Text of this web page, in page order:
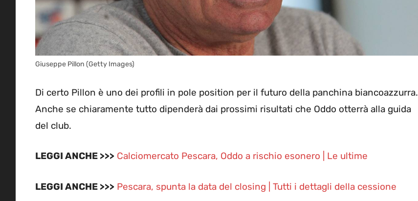
Giuseppe Pillon (Getty Images)
Di certo Pillon è uno dei profili in pole position per il futuro della panchina biancoazzurra.
Anche se chiaramente tutto dipenderà dai prossimi risultati che Oddo otterrà alla guida
del club.
LEGGI ANCHE >>> Calciomercato Pescara, Oddo a rischio esonero | Le ultime
LEGGI ANCHE >>> Pescara, spunta la data del closing | Tutti i dettagli della cessione